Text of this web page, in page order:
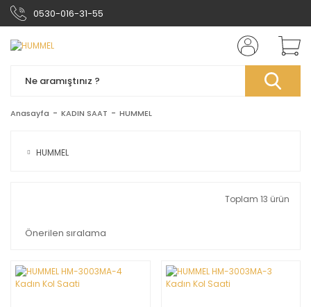
0530-016-31-55
Anasayfa KADIN SAAT HUMMEL
HUMMEL
Toplam 13 ürün